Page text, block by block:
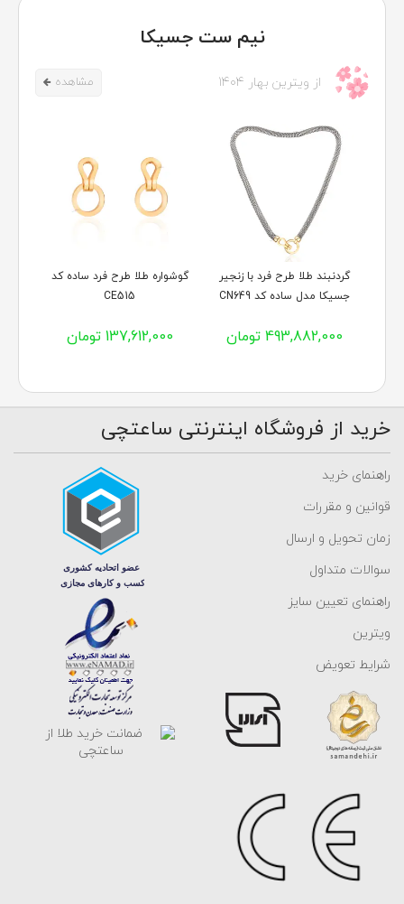
نیم ست جسیکا
از ویترین بهار 1404 مشاهده
گردنبند طلا طرح فرد با زنجیر
جسیکا مدل ساده کد CN649
493,882,000 تومان
گوشواره طلا طرح فرد ساده کد
CE515
137,612,000 تومان
خرید از فروشگاه اینترنتی ساعتچی
راهنمای خرید
قوانین و مقررات
زمان تحویل و ارسال
سوالات متداول
راهنمای تعیین سایز
ویترین
شرایط تعویض